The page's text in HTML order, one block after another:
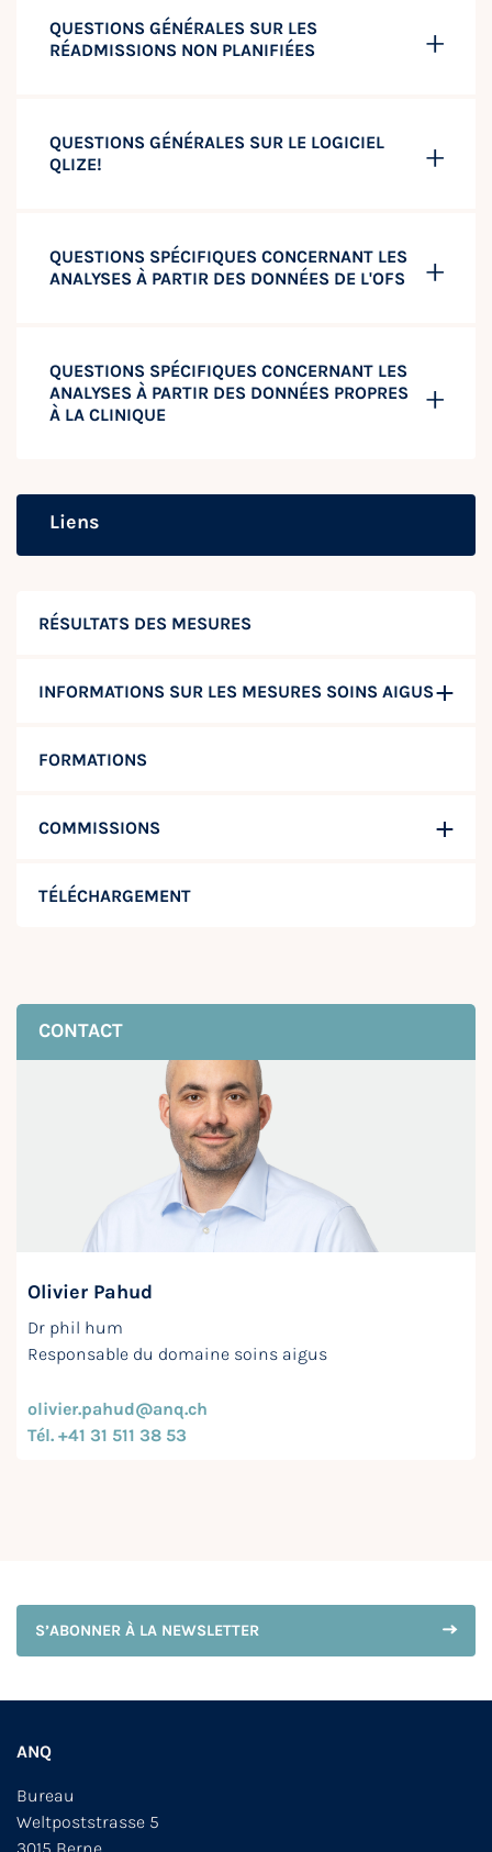
RÉSULTATS DES MESURES
INFORMATIONS SUR LES MESURES SOINS AIGUS
FORMATIONS
COMMISSIONS
TÉLÉCHARGEMENT
CONTACT
Olivier Pahud
Dr phil hum
Responsable du domaine soins aigus
olivier.pahud@anq.ch
Tél. +41 31 511 38 53
QUESTIONS GÉNÉRALES SUR LES
RÉADMISSIONS NON PLANIFIÉES
QUESTIONS GÉNÉRALES SUR LE LOGICIEL
QLIZE!
QUESTIONS SPÉCIFIQUES CONCERNANT LES
ANALYSES À PARTIR DES DONNÉES DE L'OFS
QUESTIONS SPÉCIFIQUES CONCERNANT LES
ANALYSES À PARTIR DES DONNÉES PROPRES
À LA CLINIQUE
Liens
S’ABONNER À LA NEWSLETTER
ANQ
Bureau
Weltpoststrasse 5